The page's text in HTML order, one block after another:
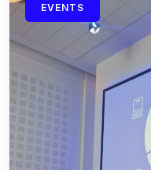
EVENTS